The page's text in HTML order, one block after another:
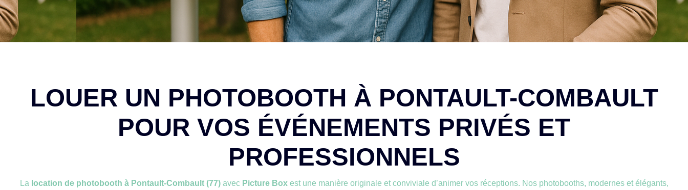
LOUER UN PHOTOBOOTH À PONTAULT-COMBAULT
POUR VOS ÉVÉNEMENTS PRIVÉS ET
PROFESSIONNELS
La location de photobooth à Pontault-Combault (77)avec Picture Boxest une manière originale et conviviale d’animer vos réceptions. Nos photobooths, modernes et élégants,